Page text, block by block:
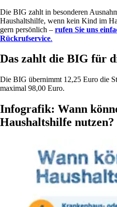
Die BIG zahlt in besonderen
Haushaltshilfe, wenn kein Kind im
gern persönlich – rufen Sie uns
Rückrufservice.
Das zahlt die BIG für
Die BIG übernimmt 12,25 Euro die
maximal 98,00 Euro.
Infografik: Wann
Haushaltshilfe nutzen?